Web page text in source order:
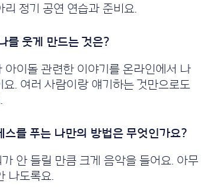
리 정기 공연 연습과 준비요.
아이돌 관련한 이야기를 온라인에서 나
요. 여러 사람이랑 얘기하는 것만으로도
가 안 들릴 만큼 크게 음악을 들어요. 아무
나도록요.